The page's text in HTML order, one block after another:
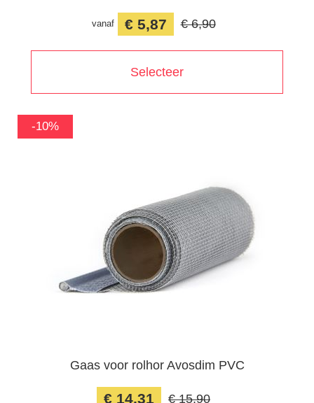
vanaf € 5,87 € 6,90
Selecteer
-10%
Gaas voor rolhor Avosdim PVC
€ 14,31 € 15,90